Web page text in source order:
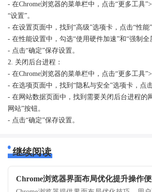
- 在Chrome浏览器的菜单栏中，点击“更多工具
“设置”。
- 在设置页面中，找到“高级”选项卡，点击“性能”
- 在性能设置中，勾选“使用硬件加速”和“强制全
- 点击“确定”保存设置。
2. 关闭后台进程：
- 在Chrome浏览器的菜单栏中，点击“更多工具
- 在选项页面中，找到“隐私与安全”选项卡，点
- 在网站数据页面中，找到需要关闭后台进程的
网站”按钮。
- 点击“确定”保存设置。
继续阅读
Chrome浏览器界面布局优化提升操作